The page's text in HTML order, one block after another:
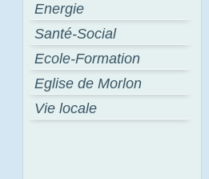
Energie
Santé-Social
Ecole-Formation
Eglise de Morlon
Vie locale